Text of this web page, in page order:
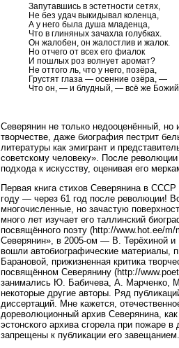
Запутавшись в эстетности сетях,
Не без удач выкидывал коленца,
А у него была душа младенца,
Что в глиняных зачахла голубках.
Он жалобен, он жалостлив и жалок.
Но отчего от всех его фиалок
И пошлых роз волнует аромат?
Не оттого ль, что у него, позёра,
Грустят глаза — осенние озёра, —
Что он, — и блудный, — всё же Божий
Северянин не только недооценённый,
творчестве, даже биография пестрит
литературы как эмигрант и
советскому человеку». После
подхода к искусству, оценивая его
Первая книга стихов Северянина в
году — через 61 год после революции!
многочисленные, но зачастую
много лет изучает его таллинский
посвящённого поэту (http://www.hot.ee/
Северянин», в 2005-ом — В. Терёхиной и
вошли автобиографические материалы,
Барановой, прижизненная критика
посвящённом Северянину (http://
занимались Ю. Бабичева, А. Марченко,
некоторые другие авторы. Ряд
диссертаций. Мне кажется,
дореволюционный архив Северянина,
эстонского архива сгорела при пожаре
запрещены к публикации его завещанием.